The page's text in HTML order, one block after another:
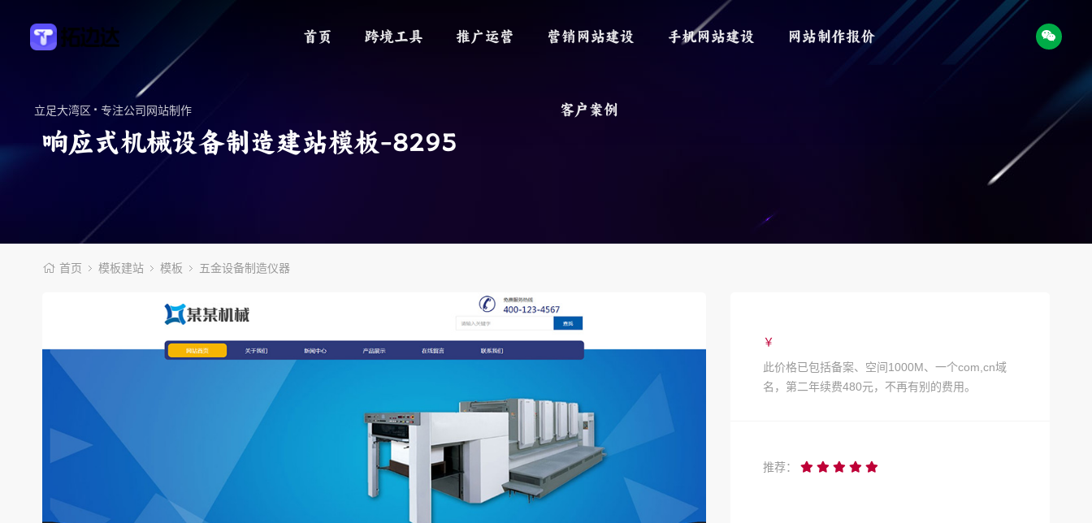
立足大湾区 · 专注公司网站制作
首页 跨境工具 推广运营 营销网站建设 手机网站建设 网站制作报价
客户案例
响应式机械设备制造建站模板-8295
首页 模板建站 模板 五金设备制造仪器
￥
此价格已包括备案、空间1000M、一个com,cn域
名，第二年续费480元，不再有别的费用。
推荐：